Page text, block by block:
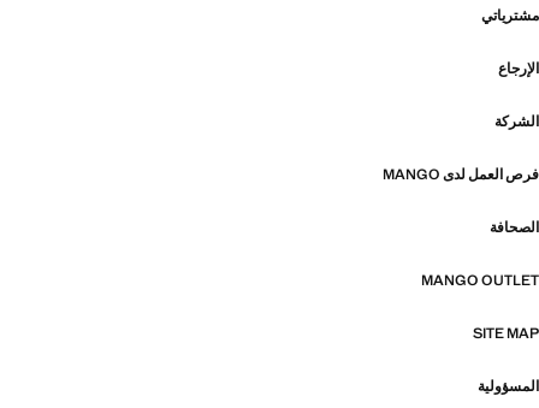
مشترياتي
الإرجاع
الشركة
فرص العمل لدى MANGO
الصحافة
MANGO OUTLET
SITE MAP
المسؤولية